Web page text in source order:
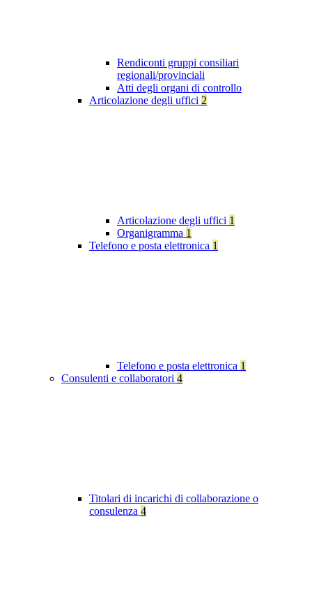
Rendiconti gruppi consiliari
regionali/provinciali
Atti degli organi di controllo
Articolazione degli uffici 2
Articolazione degli uffici 1
Organigramma 1
Telefono e posta elettronica 1
Telefono e posta elettronica 1
Consulenti e collaboratori 4
Titolari di incarichi di collaborazione o
consulenza 4